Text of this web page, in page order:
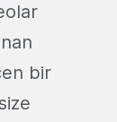
bir